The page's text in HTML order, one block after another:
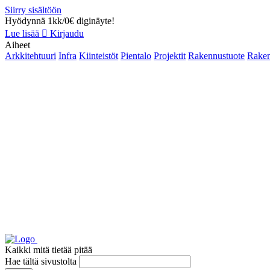
Siirry sisältöön
Hyödynnä 1kk/0€ diginäyte!
Lue lisää
Kirjaudu
Aiheet
Arkkitehtuuri Infra Kiinteistöt Pientalo Projektit Rakennustuote
Kaikki mitä tietää pitää
Hae tältä sivustolta